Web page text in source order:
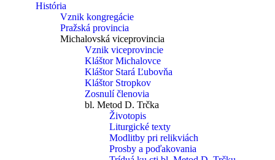
História
Vznik kongregácie
Pražská provincia
Michalovská viceprovincia
Vznik viceprovincie
Kláštor Michalovce
Kláštor Stará Ľubovňa
Kláštor Stropkov
Zosnulí členovia
bl. Metod D. Trčka
Životopis
Liturgické texty
Modlitby pri relikviách
Prosby a poďakovania